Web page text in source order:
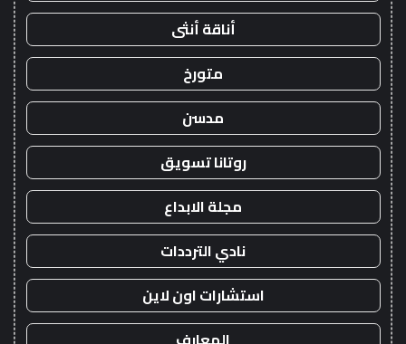
أناقة أنثى
متورخ
مدسن
روتانا تسويق
مجلة الابداع
نادي الترددات
استشارات اون لاين